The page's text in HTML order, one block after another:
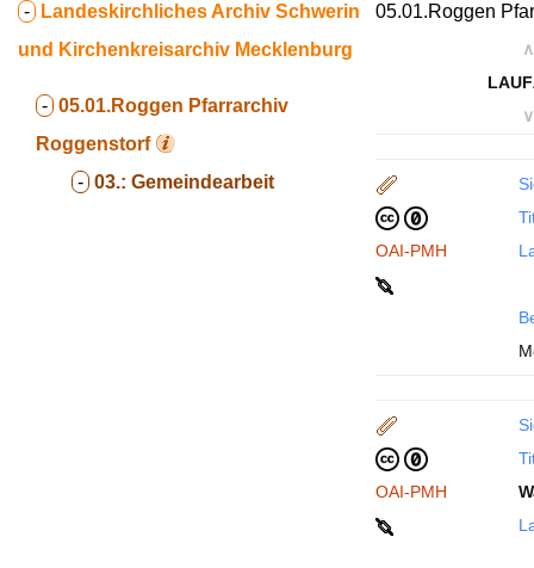
- Landeskirchliches Archiv Schwerin
und Kirchenkreisarchiv Mecklenburg
- 05.01.Roggen Pfarrarchiv
Roggenstorf
- 03.: Gemeindearbeit
05.01.Roggen
∧
∨
OAI-PMH
OAI-PMH